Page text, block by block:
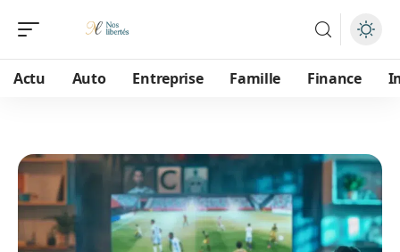
Actu Auto Entreprise Famille Finance